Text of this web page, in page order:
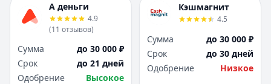
А деньги
4.9
(11 отзывов)
Сумма
до 30 000 ₽
Срок
до 21 дней
Одобрение
Высокое
Кэшмагнит
4.5
Сумма
до 30 000 ₽
Срок
до 30 дней
Одобрение
Низкое